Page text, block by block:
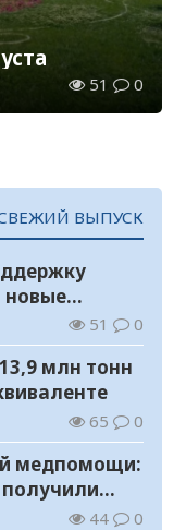
51 0
ВЫПУСК
новые
51 0
млн тонн
65 0
медпомощи:
44 0